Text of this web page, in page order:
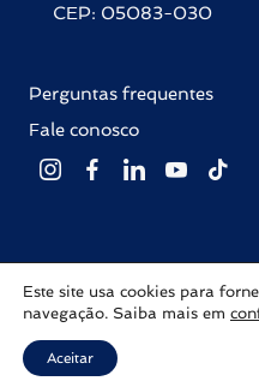
CEP: 05083-030
Perguntas frequentes
Fale conosco
Editora Labrador © 2026
Este site usa cookies para
navegação. Saiba mais em
Aceitar